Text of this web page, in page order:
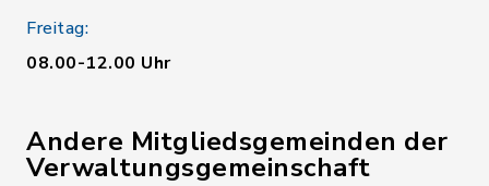
Freitag:
08.00-12.00 Uhr
Andere Mitgliedsgemeinden der
Verwaltungsgemeinschaft